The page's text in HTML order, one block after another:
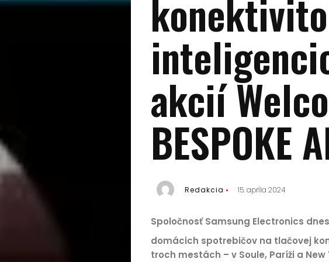
akcií
BESPOKE
Redakcia 15. apríla 2024
Spoločnosť Samsung Electronics
domácich spotrebičov na tlačovej
troch mestách – v Soule, Paríži a